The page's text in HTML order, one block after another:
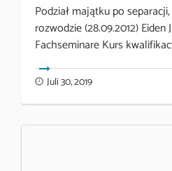
Podział majątku po
rozwodzie (28.09.2012) Eiden
Fachseminare Kurs
Juli 30, 2019